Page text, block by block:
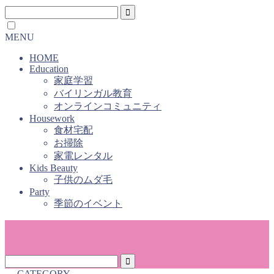
MENU
HOME
Education
家庭学習
バイリンガル教育
オンラインコミュニティ
Housework
食材宅配
お掃除
家電レンタル
Kids Beauty
子供のムダ毛
Party
季節のイベント